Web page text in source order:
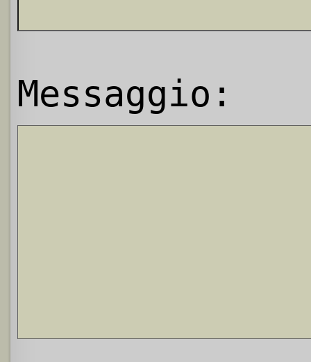
Messaggio: